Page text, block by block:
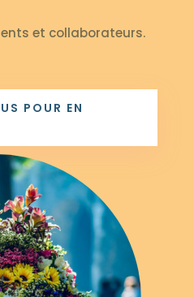
et collaborateurs.
POUR EN